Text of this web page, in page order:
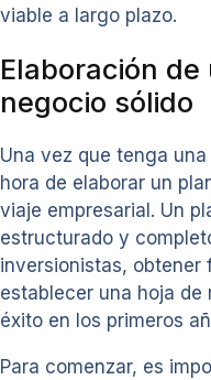
viable a largo plazo.
Elaboración
negocio sólido
Una vez que tenga
hora de elaborar un
viaje empresarial. Un
estructurado y
inversionistas, obtener
establecer una hoja de
éxito en los primeros
Para comenzar, es